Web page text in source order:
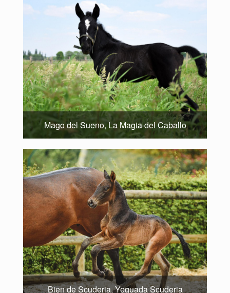
Mago del Sueno, La Magia del Caballo
Bien de Scuderia, Yeguada Scuderia